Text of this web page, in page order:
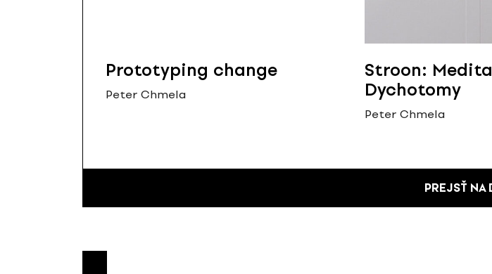
Prototyping change
Peter Chmela
Stroon:
Dychotomy
Peter Chmela
PREJSŤ NA